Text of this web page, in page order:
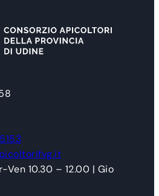
10.30 – 12.00 | Gio